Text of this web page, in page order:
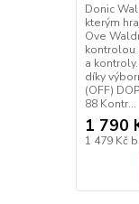
Donic
kterým
Ove
kontrolou
a
díky
(OFF)
88 Kontr...
1 790
1 479 Kč